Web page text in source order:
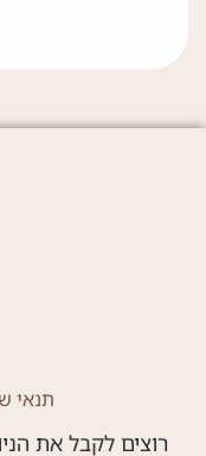
תנאי
רוצים לקבל את